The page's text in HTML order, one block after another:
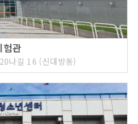
험관
나길 16 (신대방동)